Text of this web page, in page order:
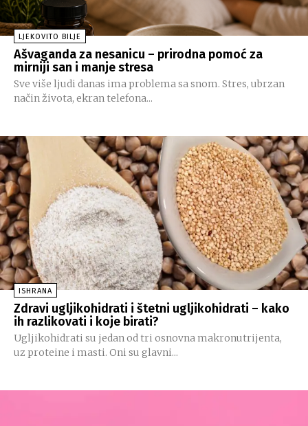
LJEKOVITO BILJE
Ašvaganda za nesanicu – prirodna pomoć za
mirniji san i manje stresa
Sve više ljudi danas ima problema sa snom. Stres, ubrzan
način života, ekran telefona...
ISHRANA
Zdravi ugljikohidrati i štetni ugljikohidrati – kako
ih razlikovati i koje birati?
Ugljikohidrati su jedan od tri osnovna makronutrijenta,
uz proteine i masti. Oni su glavni...